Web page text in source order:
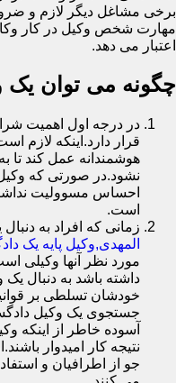
برخی مشاغل دیگر لازم و
مهارت شخص وکیل در کار
اعتبار می دهد.
چگونه می توان یک
در درجه اول اهمیت
قرار دارد.اینکه لازم
هوشمندانه عمل کند تا
نشود.در صورتی که
احساس مسوولیت
است.
زمانی که افراد به دنبال
المهدی,وکیل پایه یک
مورد نظر آنها وکیلی
داشته باشد به دنبال یک
خودشان تسلطی بر
جستجوی یک وکیل
آسوده خاطر از اینکه
نتیجه کار امیدوار
جو از اطرافیان و